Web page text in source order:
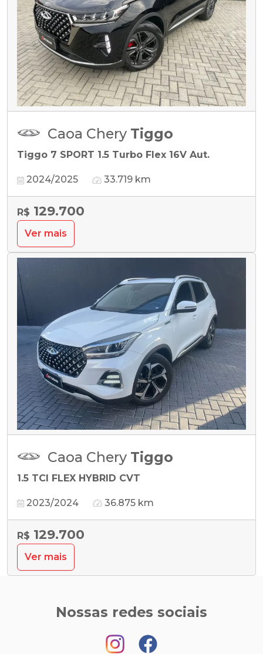
Caoa Chery Tiggo
Tiggo 7 SPORT 1.5 Turbo Flex 16V Aut.
2024/2025 33.719 km
R$ 129.700
Ver mais
Caoa Chery Tiggo
1.5 TCI FLEX HYBRID CVT
2023/2024 36.875 km
R$ 129.700
Ver mais
Nossas redes sociais